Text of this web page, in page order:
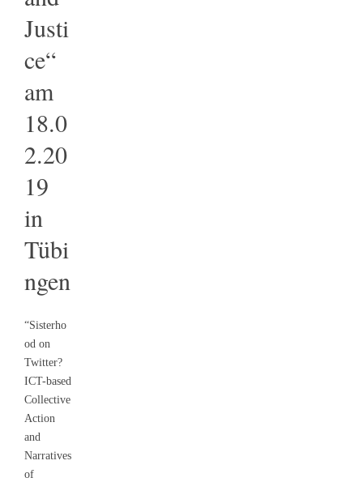
Justi
ce“
am
18.0
2.20
19
in
Tübi
ngen
“Sisterho
od on
Twitter?
ICT-based
Collective
Action
and
Narratives
of